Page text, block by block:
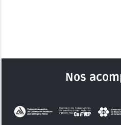
Nos